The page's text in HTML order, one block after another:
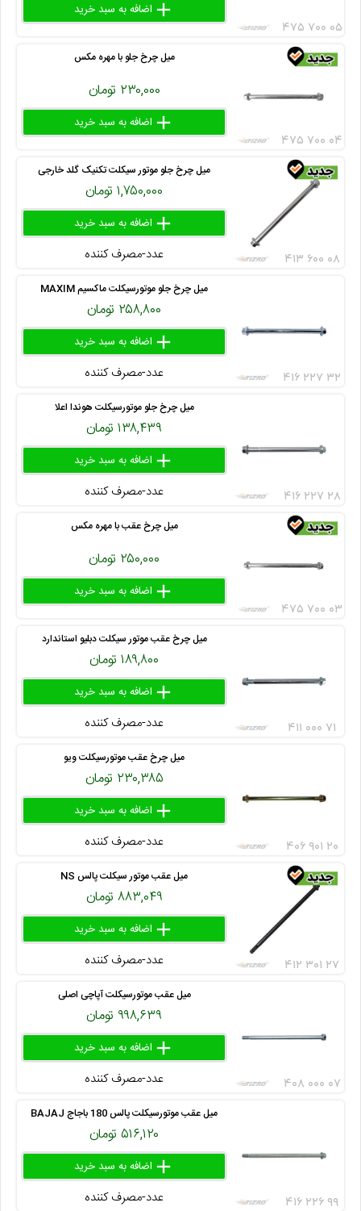
add
۴۷۵ ۷۰۰ ۰۵
میل چرخ جلو با مهره مکس
۲۳۰,۰۰۰ تومان
add
۴۷۵ ۷۰۰ ۰۴
میل چرخ جلو موتور سیکلت تکنیک گلد خارجی
۱,۷۵۰,۰۰۰ تومان
add
عدد-مصرف کننده ۴۱۳ ۶۰۰ ۰۸
میل چرخ جلو موتورسیکلت ماکسیم MAXIM
۲۵۸,۸۰۰ تومان
add
عدد-مصرف کننده ۴۱۶ ۲۲۷ ۳۲
میل چرخ جلو موتورسیکلت هوندا اعلا
۱۳۸,۴۳۹ تومان
add
عدد-مصرف کننده ۴۱۶ ۲۲۷ ۲۸
میل چرخ عقب با مهره مکس
۲۵۰,۰۰۰ تومان
add
۴۷۵ ۷۰۰ ۰۳
میل چرخ عقب موتور سیکلت دبلیو استاندارد
۱۸۹,۸۰۰ تومان
add
عدد-مصرف کننده ۴۱۱ ۰۰۰ ۷۱
میل چرخ عقب موتورسیکلت ویو
۲۳۰,۳۸۵ تومان
add
عدد-مصرف کننده ۴۰۶ ۹۰۱ ۲۰
میل عقب موتور سیکلت پالس NS
۸۸۳,۰۴۹ تومان
add
عدد-مصرف کننده ۴۱۲ ۳۰۱ ۲۷
میل عقب موتورسیکلت آپاچی اصلی
۹۹۸,۶۳۹ تومان
add
عدد-مصرف کننده ۴۰۸ ۰۰۰ ۰۷
میل عقب موتورسیکلت پالس 180 باجاج BAJAJ
۵۱۶,۱۲۰ تومان
add
عدد-مصرف کننده ۴۱۶ ۲۲۶ ۹۹